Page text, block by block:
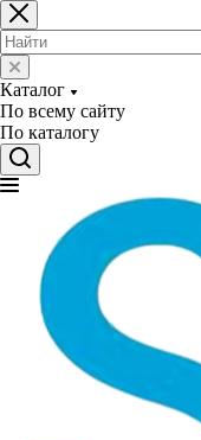
Каталог
По всему сайту
По каталогу